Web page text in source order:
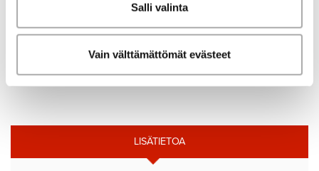
Salli valinta
Vain välttämättömät evästeet
LISÄTIETOA